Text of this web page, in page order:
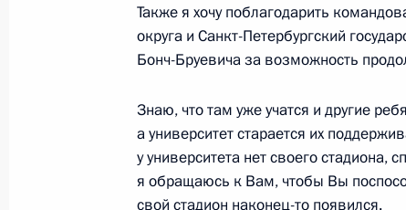
12 декабря 2023 года, вторник
Московская
Также я хочу поблагодарить
округа и Санкт-Петербургский
Бонч-Бруевича за возможность
Знаю, что там уже учатся и другие
а университет старается их
у университета нет своего стадиона,
я обращаюсь к Вам, чтобы Вы
свой стадион наконец-то появился.